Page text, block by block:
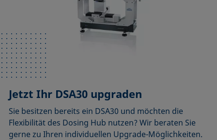
Jetzt Ihr DSA30 upgraden
Sie besitzen bereits ein DSA30 und möchten die
Flexibilität des Dosing Hub nutzen? Wir beraten Sie
gerne zu Ihren individuellen Upgrade-Möglichkeiten.